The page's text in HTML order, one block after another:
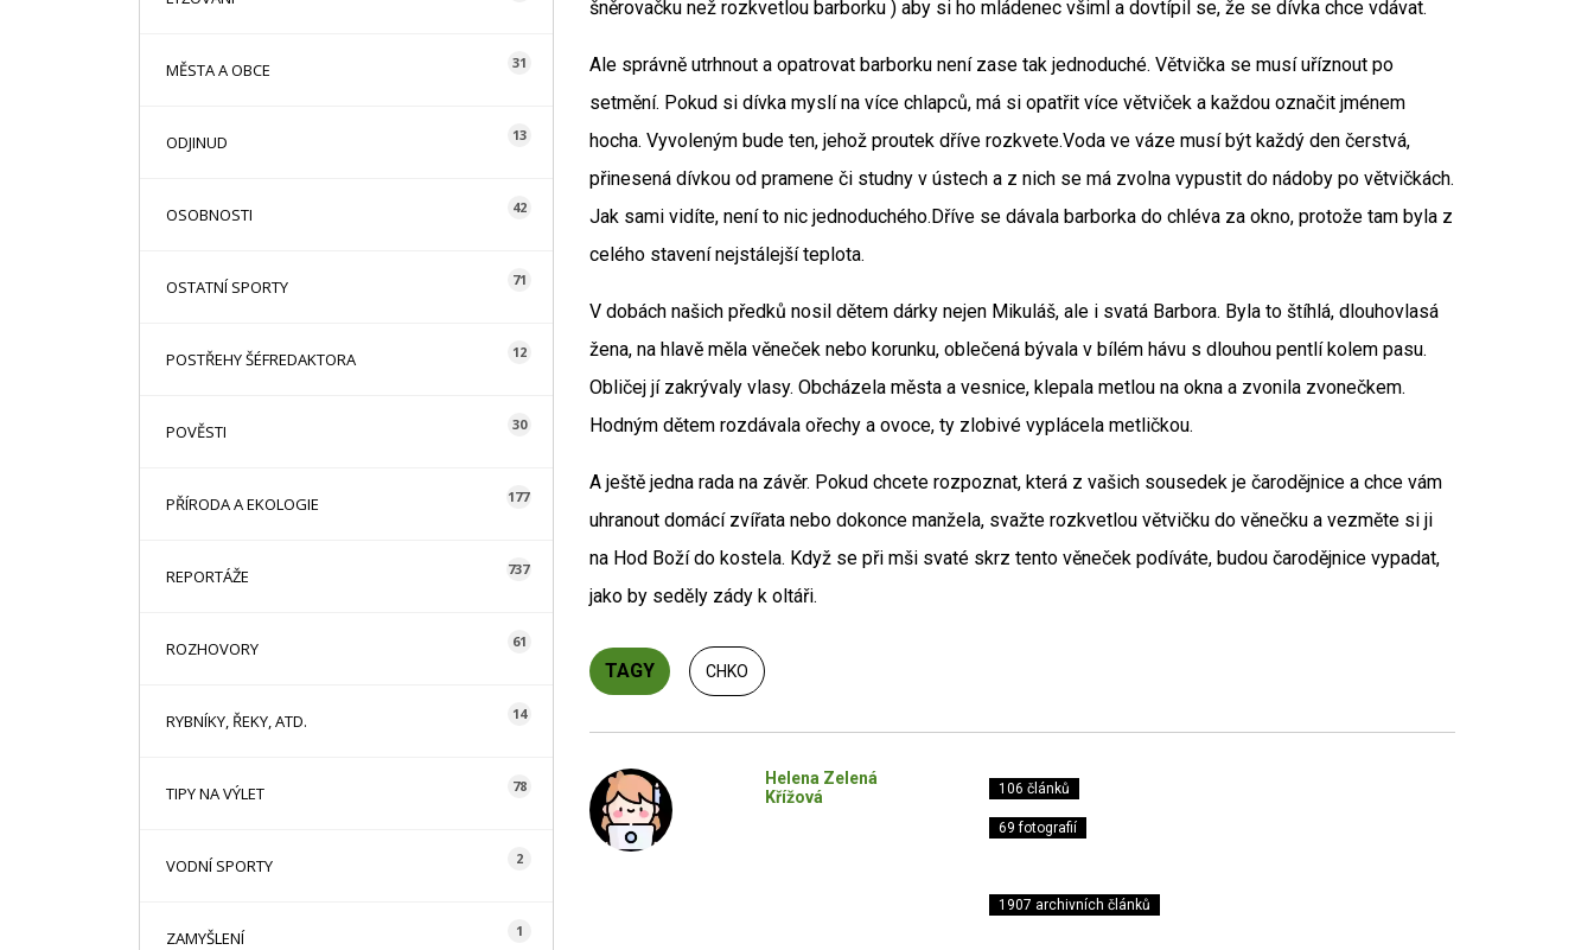
MĚSTA A OBCE 31
ODJINUD 13
OSOBNOSTI 42
OSTATNÍ SPORTY 71
POSTŘEHY ŠÉFREDAKTORA 12
POVĚSTI 30
PŘÍRODA A EKOLOGIE 177
REPORTÁŽE 737
ROZHOVORY 61
RYBNÍKY, ŘEKY, ATD. 14
TIPY NA VÝLET 78
VODNÍ SPORTY 2
ZAMYŠLENÍ 1
šněrovačku než rozkvetlou barborku ) aby si ho mládenec všiml a dovtípil se, že se dívka chce vdávat.
Ale správně utrhnout a opatrovat barborku není zase tak jednoduché. Větvička se musí uříznout po
setmění. Pokud si dívka myslí na více chlapců, má si opatřit více větviček a každou označit jménem
hocha. Vyvoleným bude ten, jehož proutek dříve rozkvete.Voda ve váze musí být každý den čerstvá,
přinesená dívkou od pramene či studny v ústech a z nich se má zvolna vypustit do nádoby po větvičkách.
Jak sami vidíte, není to nic jednoduchého.Dříve se dávala barborka do chléva za okno, protože tam byla z
celého stavení nejstálejší teplota.
V dobách našich předků nosil dětem dárky nejen Mikuláš, ale i svatá Barbora. Byla to štíhlá, dlouhovlasá
žena, na hlavě měla věneček nebo korunku, oblečená bývala v bílém hávu s dlouhou pentlí kolem pasu.
Obličej jí zakrývaly vlasy. Obcházela města a vesnice, klepala metlou na okna a zvonila zvonečkem.
Hodným dětem rozdávala ořechy a ovoce, ty zlobivé vyplácela metličkou.
A ještě jedna rada na závěr. Pokud chcete rozpoznat, která z vašich sousedek je čarodějnice a chce vám
uhranout domácí zvířata nebo dokonce manžela, svažte rozkvetlou větvičku do věnečku a vezměte si ji
na Hod Boží do kostela. Když se při mši svaté skrz tento věneček podíváte, budou čarodějnice vypadat,
jako by seděly zády k oltáři.
TAGY CHKO
Helena Zelená
Křížová
106 článků
69 fotografií
1907 archivních článků